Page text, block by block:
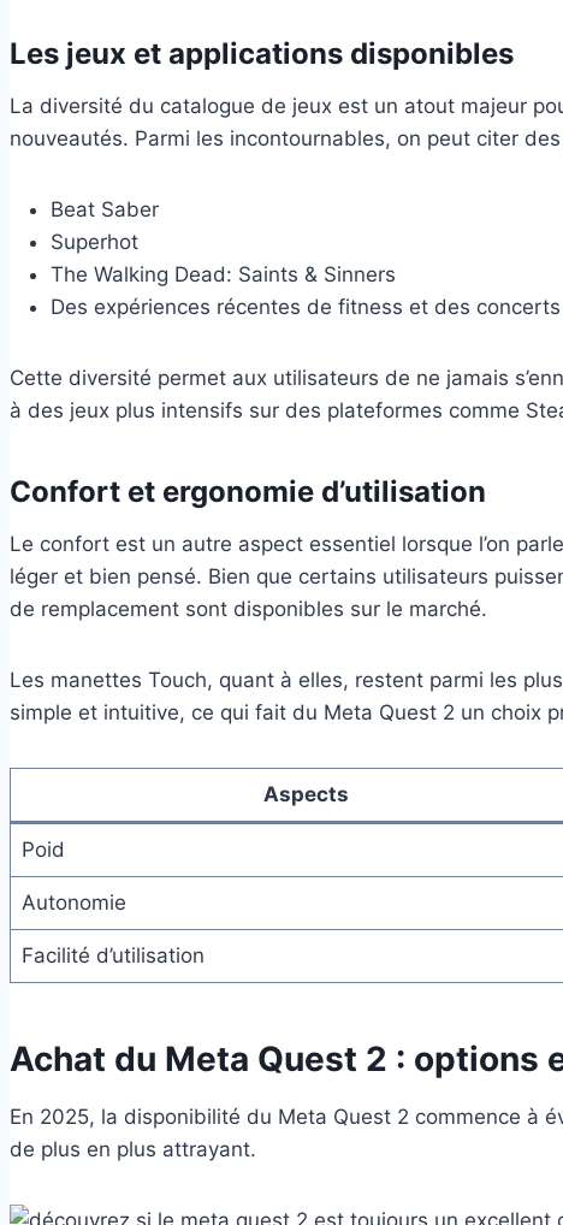
Les jeux et applications disponibles
La diversité du catalogue de jeux est un atout majeur
nouveautés. Parmi les incontournables, on peut citer
Beat Saber
Superhot
The Walking Dead: Saints & Sinners
Des expériences récentes de fitness et des
Cette diversité permet aux utilisateurs de ne jamais
à des jeux plus intensifs sur des plateformes comme
Confort et ergonomie d’utilisation
Le confort est un autre aspect essentiel lorsque l’on
léger et bien pensé. Bien que certains utilisateurs
de remplacement sont disponibles sur le marché.
Les manettes Touch, quant à elles, restent parmi les
simple et intuitive, ce qui fait du Meta Quest 2 un choix
Aspects
Poid
Autonomie
Facilité d’utilisation
Achat du Meta Quest 2 : options
En 2025, la disponibilité du Meta Quest 2 commence à
de plus en plus attrayant.